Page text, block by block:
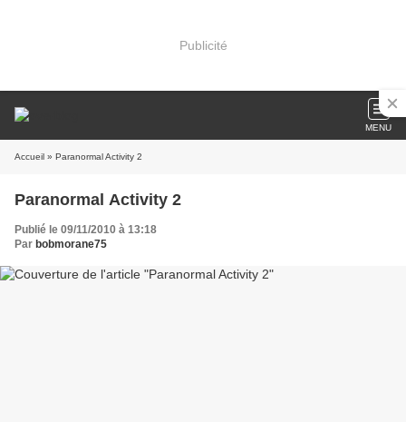
Publicité
MENU
Accueil » Paranormal Activity 2
Paranormal Activity 2
Publié le 09/11/2010 à 13:18
Par bobmorane75